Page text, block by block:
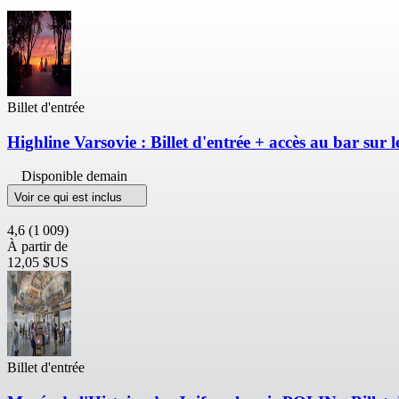
Billet d'entrée
Highline Varsovie : Billet d'entrée + accès au bar sur
Disponible demain
Voir ce qui est inclus
4,6 (1 009)
À partir de
12,05 $US
Billet d'entrée